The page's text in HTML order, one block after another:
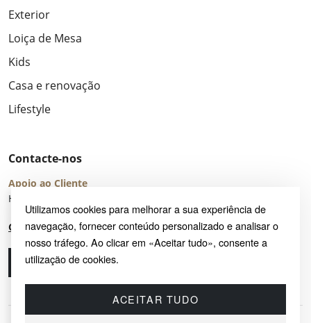
Utilizamos cookies para melhorar a sua experiência de
navegação, fornecer conteúdo personalizado e analisar o
nosso tráfego. Ao clicar em «Aceitar tudo», consente a
utilização de cookies.
ACEITAR TUDO
Exterior
Loiça de Mesa
Kids
Casa e renovação
Lifestyle
Contacte-nos
Apoio ao Cliente
Horário de Atendimento: seg – sex 8:00 – 16:00 (UTC+2)
Centro de Ajuda
Ligue-nos